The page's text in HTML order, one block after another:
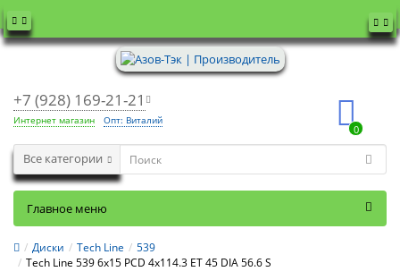
+7 (928) 169-21-21
Интернет магазин Опт: Виталий
0
Все категории
Главное меню
Диски Tech Line
539
Tech Line 539 6x15 PCD 4x114.3 ET 45 DIA 56.6 S